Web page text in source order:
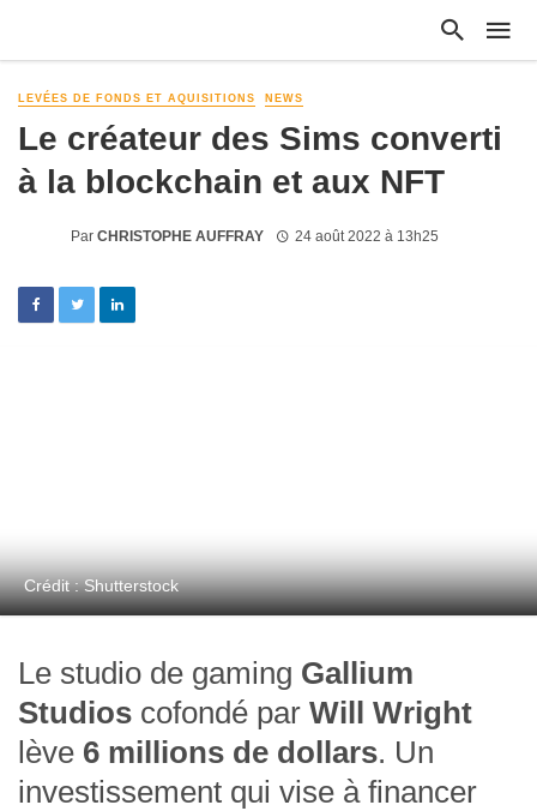
LEVÉES DE FONDS ET AQUISITIONS NEWS
Le créateur des Sims converti
à la blockchain et aux NFT
Par CHRISTOPHE AUFFRAY 24 août 2022 à 13h25
Crédit : Shutterstock
Le studio de gaming Gallium
Studios cofondé par Will Wright
lève 6 millions de dollars. Un
investissement qui vise à financer